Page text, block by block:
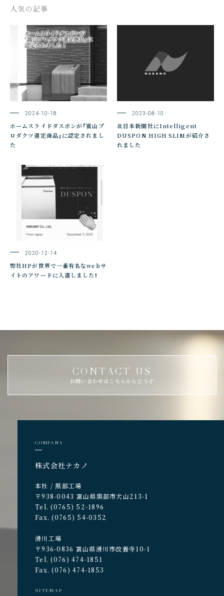
人気の記事
2024-10-18
ホームスライドダスポンが「富山プ
ロダクツ選定商品」に認定されまし
た
2023-08-10
北日本新聞社にIntelligent
DUSPON HIGH SLIMが紹介さ
れました
2020-12-14
弊社HPが世界で一番有名なwebサ
イトのアワードに入選しました！
CONTACT US
お問い合わせはこちらからどうぞ
COMPANY
株式会社ナカノ
本社 / 黒部工場
〒938-0043 富山県黒部市犬山213-1
Tel. (0765) 52-1896
Fax. (0765) 54-0352
滑川工場
〒936-0836 富山県滑川市改養寺10-1
Tel. (076) 474-1851
Fax. (076) 474-1853
SITEMAP